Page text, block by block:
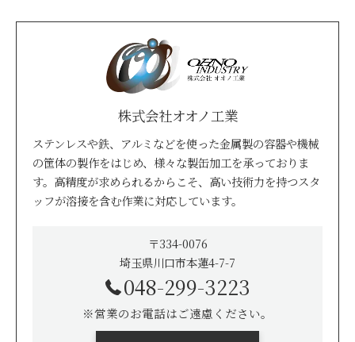
株式会社オオノ工業
ステンレスや鉄、アルミなどを使った金属製の容器や機械
の筐体の製作をはじめ、様々な製缶加工を承っておりま
す。高精度が求められるからこそ、高い技術力を持つスタ
ッフが溶接を含む作業に対応しています。
〒334-0076
埼玉県川口市本蓮4-7-7
048-299-3223
※営業のお電話はご遠慮ください。